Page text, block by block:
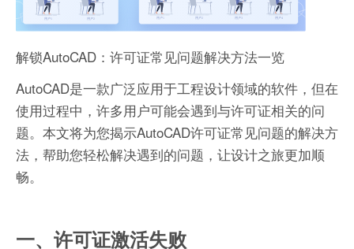
解锁AutoCAD：许可证常见问题解决方法一览
AutoCAD是一款广泛应用于工程设计领域的软件，但在
使用过程中，许多用户可能会遇到与许可证相关的问
题。本文将为您揭示AutoCAD许可证常见问题的解决方
法，帮助您轻松解决遇到的问题，让设计之旅更加顺
畅。
一、许可证激活失败